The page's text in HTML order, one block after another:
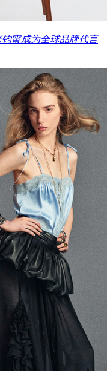
甯成为全球品牌代言